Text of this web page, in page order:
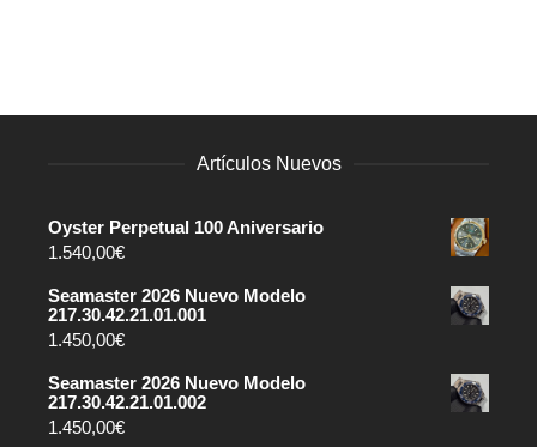
Artículos Nuevos
Oyster Perpetual 100 Aniversario
1.540,00€
Seamaster 2026 Nuevo Modelo
217.30.42.21.01.001
1.450,00€
Seamaster 2026 Nuevo Modelo
217.30.42.21.01.002
1.450,00€